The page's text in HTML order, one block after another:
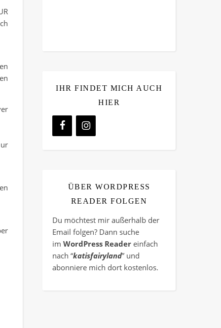
IHR FINDET MICH AUCH
HIER
ÜBER WORDPRESS
READER FOLGEN
Du möchtest mir außerhalb der
Email folgen? Dann suche
im WordPress Reader einfach
nach “katisfairyland” und
abonniere mich dort kostenlos.